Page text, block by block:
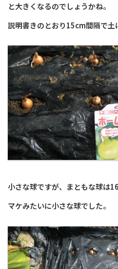
と大きくなるのでしょうかね。
説明書きのとおり15cm間隔で土
小さな球ですが、まともな球は
マケみたいに小さな球でした。